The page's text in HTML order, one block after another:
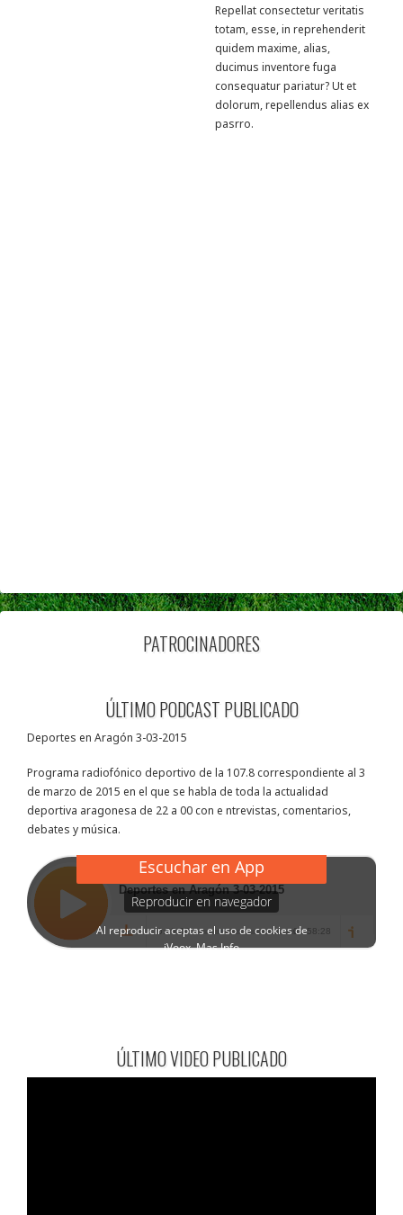
Repellat consectetur veritatis
totam, esse, in reprehenderit
quidem maxime, alias,
ducimus inventore fuga
consequatur pariatur? Ut et
dolorum, repellendus alias ex
pasrro.
PATROCINADORES
ÚLTIMO PODCAST PUBLICADO
Deportes en Aragón 3-03-2015
Programa radiofónico deportivo de la 107.8 correspondiente al 3
de marzo de 2015 en el que se habla de toda la actualidad
deportiva aragonesa de 22 a 00 con e ntrevistas, comentarios,
debates y música.
ÚLTIMO VIDEO PUBLICADO